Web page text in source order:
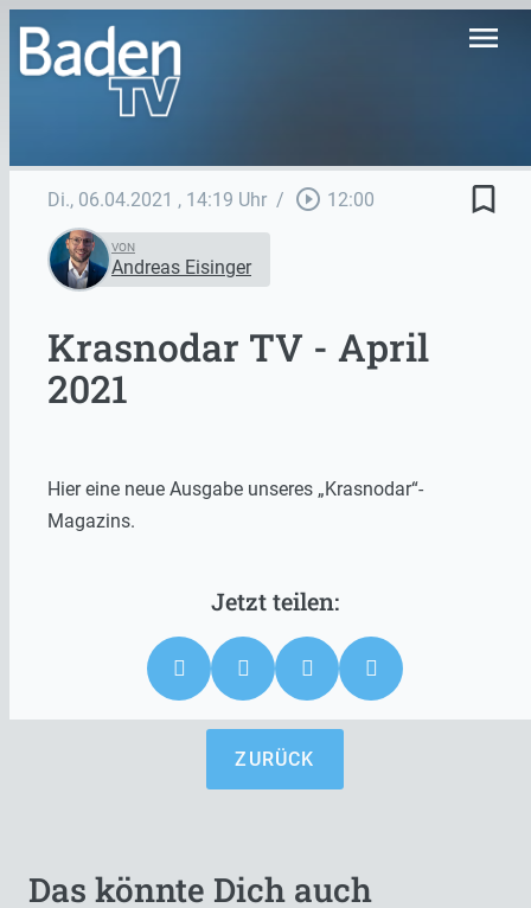
menu
Di., 06.04.2021 , 14:19 Uhr / play_circle_outline 12:00 bookmark_border
VON
Andreas Eisinger
Krasnodar TV - April
2021
Hier eine neue Ausgabe unseres „Krasnodar“-
Magazins.
ZURÜCK
Das könnte Dich auch